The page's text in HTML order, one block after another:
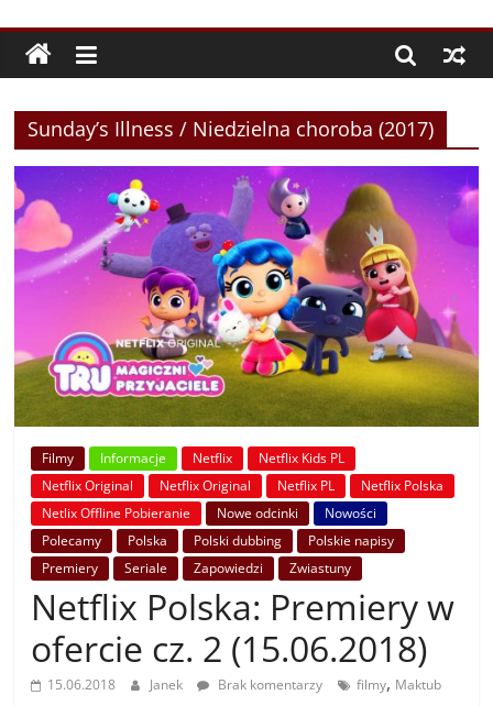
Sunday’s Illness / Niedzielna choroba (2017)
Filmy Informacje Netflix
Netflix Kids PL
Netflix Original
Netflix Original Netflix PL
Netflix Polska
Netlix Offline Pobieranie
Nowe odcinki
Nowości
Polecamy
Polska Polski dubbing
Polskie napisy
Premiery
Seriale Zapowiedzi Zwiastuny
Netflix Polska: Premiery w
ofercie cz. 2 (15.06.2018)
15.06.2018 Janek Brak komentarzy filmy, Maktub